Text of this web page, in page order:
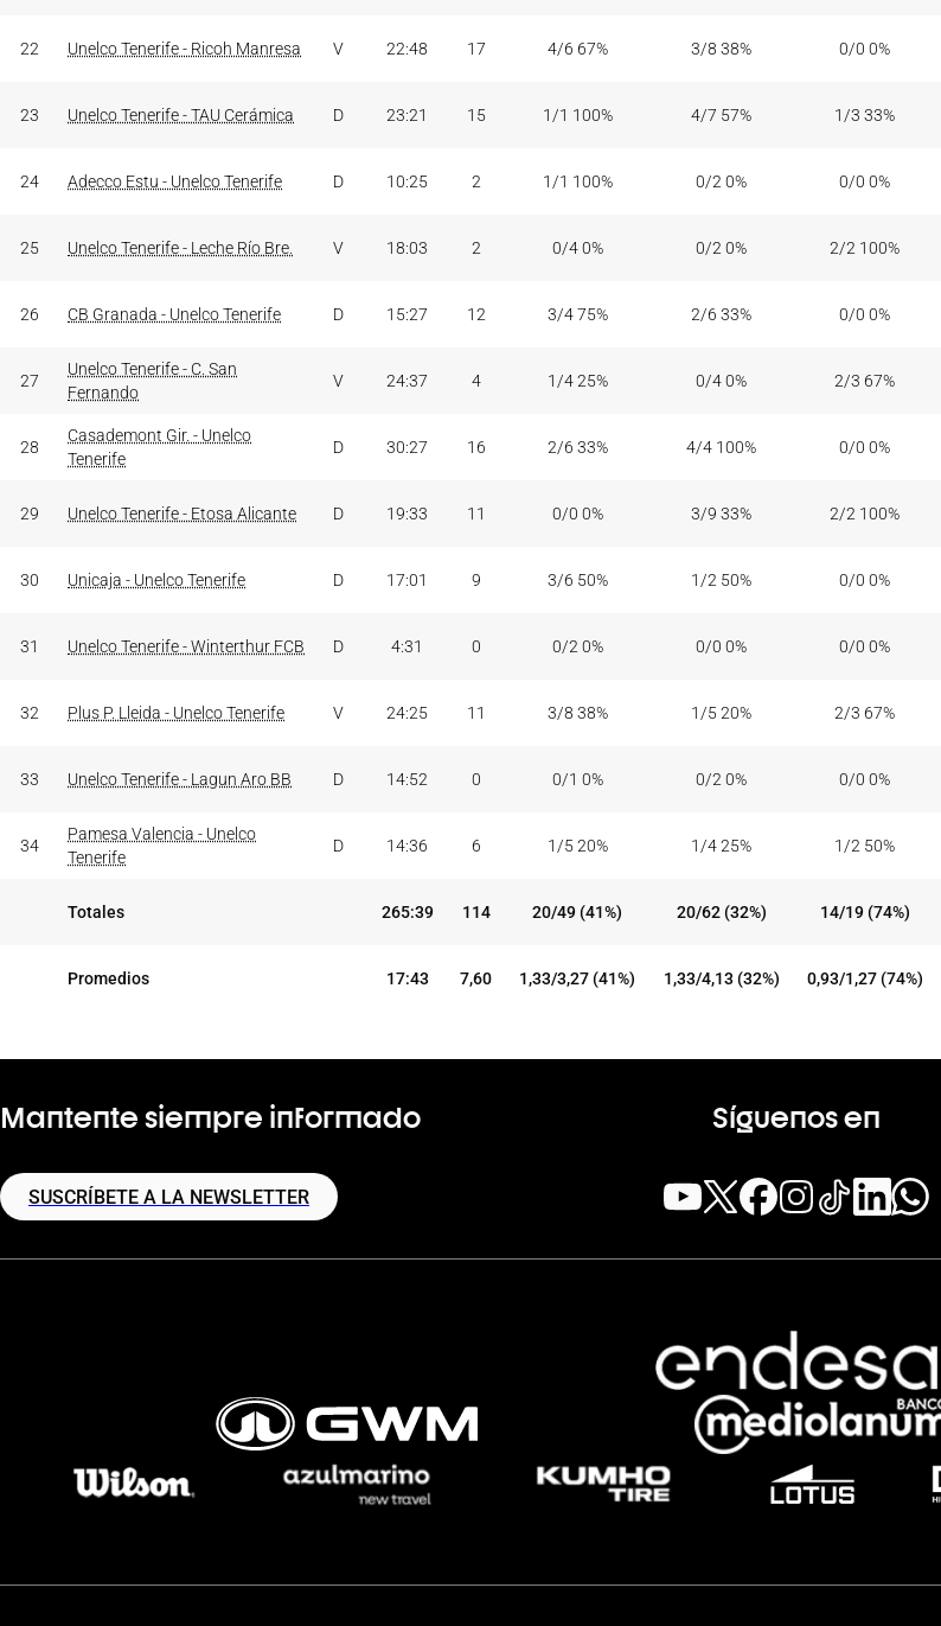
22 Unelco Tenerife - Ricoh Manresa V 22:48 17 4/6 67% 3/8 38% 0/0 0%
23 Unelco Tenerife - TAU Cerámica D 23:21 15 1/1 100% 4/7 57% 1/3 33%
24 Adecco Estu - Unelco Tenerife D 10:25 2 1/1 100% 0/2 0% 0/0 0%
25 Unelco Tenerife - Leche Río Bre. V 18:03 2 0/4 0% 0/2 0% 2/2 100%
26 CB Granada - Unelco Tenerife D 15:27 12 3/4 75% 2/6 33% 0/0 0%
27
Unelco Tenerife - C. San
Fernando
V 24:37 4 1/4 25% 0/4 0% 2/3 67%
28
Casademont Gir. - Unelco
Tenerife
D 30:27 16 2/6 33% 4/4 100% 0/0 0%
29 Unelco Tenerife - Etosa Alicante D 19:33 11 0/0 0% 3/9 33% 2/2 100%
30 Unicaja - Unelco Tenerife D 17:01 9 3/6 50% 1/2 50% 0/0 0%
31 Unelco Tenerife - Winterthur FCB D 4:31 0 0/2 0% 0/0 0% 0/0 0%
32 Plus P. Lleida - Unelco Tenerife V 24:25 11 3/8 38% 1/5 20% 2/3 67%
33 Unelco Tenerife - Lagun Aro BB D 14:52 0 0/1 0% 0/2 0% 0/0 0%
34
Pamesa Valencia - Unelco
Tenerife
D 14:36 6 1/5 20% 1/4 25% 1/2 50%
Totales 265:39 114 20/49 (41%) 20/62 (32%) 14/19 (74%)
Promedios 17:43 7,60 1,33/3,27 (41%) 1,33/4,13 (32%) 0,93/1,27 (74%)
Mantente siempre informado
SUSCRÍBETE A LA NEWSLETTER
Síguenos en